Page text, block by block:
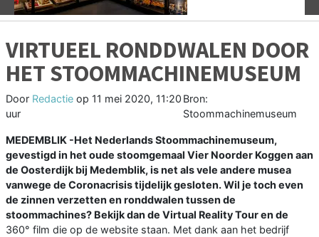
VIRTUEEL RONDDWALEN DOOR
HET STOOMMACHINEMUSEUM
Door Redactie op 11 mei 2020, 11:20
uur
Bron:
Stoommachinemuseum
MEDEMBLIK -Het Nederlands Stoommachinemuseum,
gevestigd in het oude stoomgemaal Vier Noorder Koggen aan
de Oosterdijk bij Medemblik, is net als vele andere musea
vanwege de Coronacrisis tijdelijk gesloten. Wil je toch even
de zinnen verzetten en ronddwalen tussen de
stoommachines? Bekijk dan de Virtual Reality Tour en de
360° film die op de website staan. Met dank aan het bedrijf